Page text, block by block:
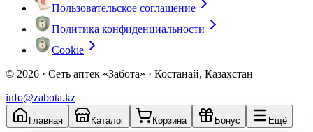
Пользовательское соглашение
Политика конфиденциальности
Cookie
© 2026 · Сеть аптек «Забота» · Костанай, Казахстан
info@zabota.kz
Главная Каталог Корзина Бонус Ещё